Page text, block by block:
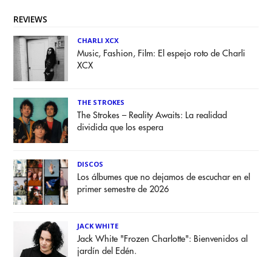
REVIEWS
CHARLI XCX
Music, Fashion, Film: El espejo roto de Charli
XCX
THE STROKES
The Strokes – Reality Awaits: La realidad
dividida que los espera
DISCOS
Los álbumes que no dejamos de escuchar en el
primer semestre de 2026
JACK WHITE
Jack White "Frozen Charlotte": Bienvenidos al
jardín del Edén.